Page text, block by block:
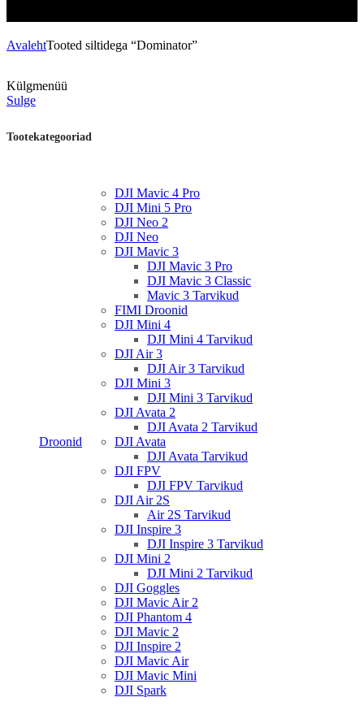
AvalehtTooted siltidega “Dominator”
Külgmenüü
Sulge
Tootekategooriad
Droonid
DJI Mavic 4 Pro
DJI Mini 5 Pro
DJI Neo 2
DJI Neo
DJI Mavic 3
DJI Mavic 3 Pro
DJI Mavic 3 Classic
Mavic 3 Tarvikud
FIMI Droonid
DJI Mini 4
DJI Mini 4 Tarvikud
DJI Air 3
DJI Air 3 Tarvikud
DJI Mini 3
DJI Mini 3 Tarvikud
DJI Avata 2
DJI Avata 2 Tarvikud
DJI Avata
DJI Avata Tarvikud
DJI FPV
DJI FPV Tarvikud
DJI Air 2S
Air 2S Tarvikud
DJI Inspire 3
DJI Inspire 3 Tarvikud
DJI Mini 2
DJI Mini 2 Tarvikud
DJI Goggles
DJI Mavic Air 2
DJI Phantom 4
DJI Mavic 2
DJI Inspire 2
DJI Mavic Air
DJI Mavic Mini
DJI Spark